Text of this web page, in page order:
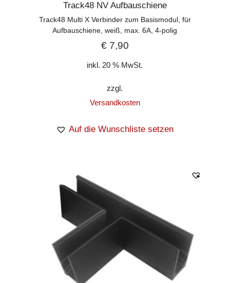
Track48 NV Aufbauschiene
Track48 Multi X Verbinder zum Basismodul, für
Aufbauschiene, weiß, max. 6A, 4-polig
€7,90
inkl. 20 % MwSt.
zzgl.
Versandkosten
Auf die Wunschliste setzen